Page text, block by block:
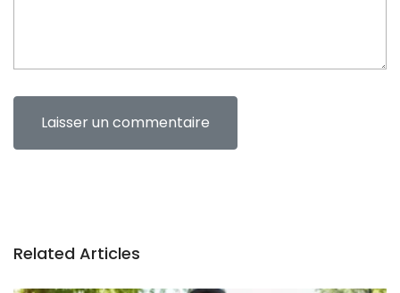
Related Articles